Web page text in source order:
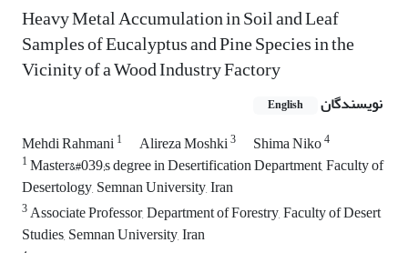
Heavy Metal Accumulation in Soil and Leaf
Samples of Eucalyptus and Pine Species in the
Vicinity of a Wood Industry Factory
نویسندگان English
Mehdi Rahmani1 Alireza Moshki3 Shima Niko4
1Master&#039;s degree in Desertification Department, Faculty of
Desertology, Semnan University, Iran
3Associate Professor, Department of Forestry, Faculty of Desert
Studies, Semnan University, Iran